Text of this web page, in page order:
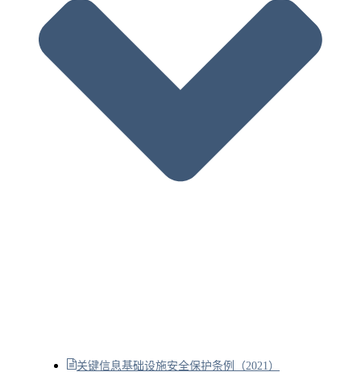
关键信息基础设施安全保护条例（2021）